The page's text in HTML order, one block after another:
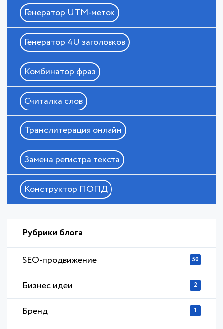
Генератор UTM-меток
Генератор 4U заголовков
Комбинатор фраз
Считалка слов
Транслитерация онлайн
Замена регистра текста
Конструктор ПОПД
Рубрики блога
SEO-продвижение 50
Бизнес идеи 2
Бренд 1